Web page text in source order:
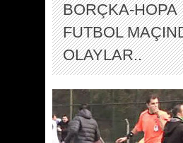
BORÇKA-HOPA
FUTBOL
OLAYLAR..